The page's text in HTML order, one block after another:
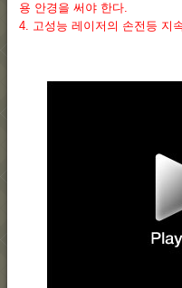
용 안경을 써야 한다.
4. 고성능 레이저의 손전등 지